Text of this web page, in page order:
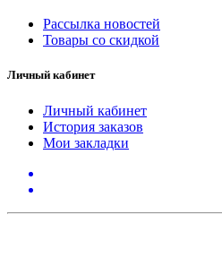
Рассылка новостей
Товары со скидкой
Личный кабинет
Личный кабинет
История заказов
Мои закладки